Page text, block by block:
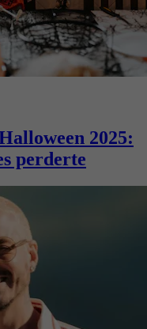
2025:
perderte